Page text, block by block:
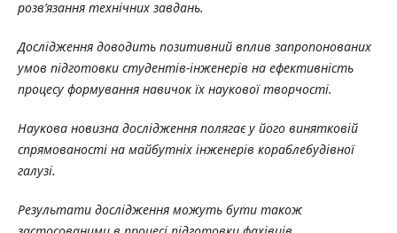
розв’язання технічних завдань.
Дослідження доводить позитивний вплив запропонованих
умов підготовки студентів-інженерів на ефективність
процесу формування навичок їх наукової творчості.
Наукова новизна дослідження полягає у його винятковій
спрямованості на майбутніх інженерів кораблебудівної
галузі.
Результати дослідження можуть бути також